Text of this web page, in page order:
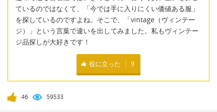
ているのではなくて、「今では手に入りにくい価値ある服」
を探しているのですよね。そこで、「vintage（ヴィンテー
ジ）」という言葉で違いを出してみました。私もヴィンテー
ジ品探しが大好きです！
役に立った 9
46 59533